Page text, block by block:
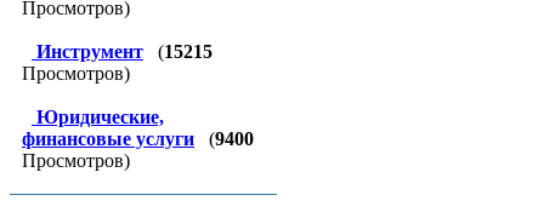
Просмотров)
Инструмент (15215
Просмотров)
Юридические,
финансовые услуги
(9400
Просмотров)